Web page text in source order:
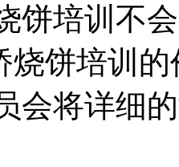
饼培训不
烧饼培训
会将详细